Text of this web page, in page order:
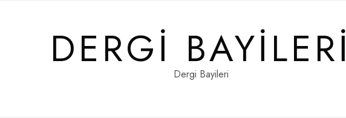
DERGI BAYILERI
Dergi Bayileri